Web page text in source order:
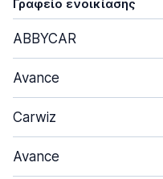
Γραφείο ενοικίασης
ABBYCAR
Avance
Carwiz
Avance